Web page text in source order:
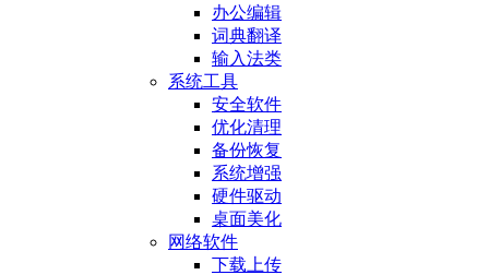
办公编辑
词典翻译
输入法类
系统工具
安全软件
优化清理
备份恢复
系统增强
硬件驱动
桌面美化
网络软件
下载上传